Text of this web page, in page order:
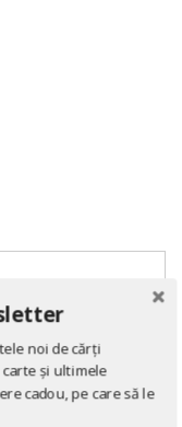
noi de cărți
și ultimele
cadou, pe care să le